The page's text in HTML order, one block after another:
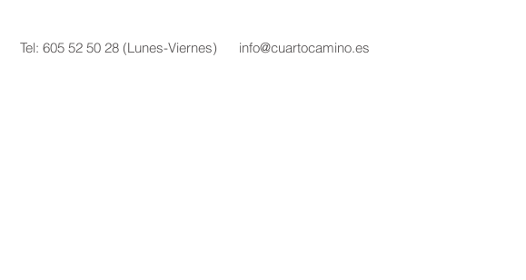
Tel: 605 52 50 28 (Lunes-Viernes) info@cuartocamino.es